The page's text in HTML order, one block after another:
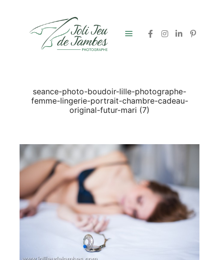
seance-photo-boudoir-lille-photographe-
femme-lingerie-portrait-chambre-cadeau-
original-futur-mari (7)